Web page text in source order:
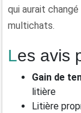
qui aurait
multichats.
Les avis
Gain de
litière
Litière